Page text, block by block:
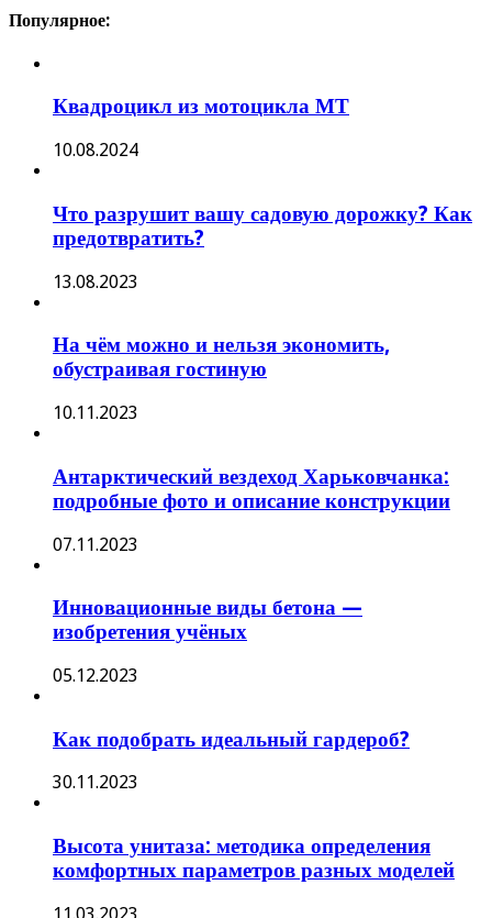
Популярное:
Квадроцикл из мотоцикла МТ
10.08.2024
Что разрушит вашу садовую дорожку? Как
предотвратить?
13.08.2023
На чём можно и нельзя экономить,
обустраивая гостиную
10.11.2023
Антарктический вездеход Харьковчанка:
подробные фото и описание конструкции
07.11.2023
Инновационные виды бетона —
изобретения учёных
05.12.2023
Как подобрать идеальный гардероб?
30.11.2023
Высота унитаза: методика определения
комфортных параметров разных моделей